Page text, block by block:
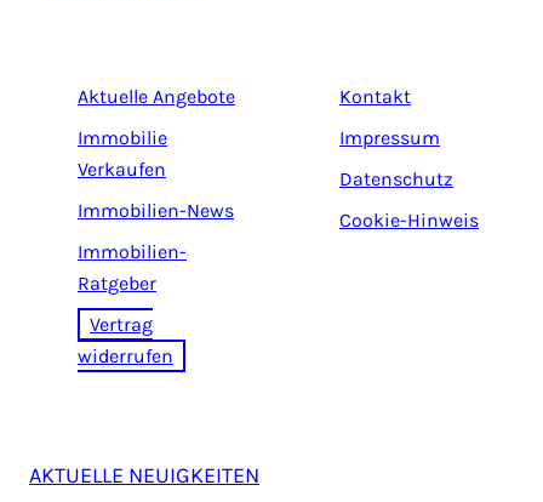
Aktuelle Angebote
Immobilie
Verkaufen
Immobilien-News
Immobilien-
Ratgeber
Vertrag
widerrufen
Kontakt
Impressum
Datenschutz
Cookie-Hinweis
AKTUELLE NEUIGKEITEN